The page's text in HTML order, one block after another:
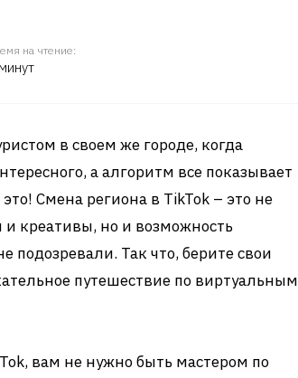
на чтение:
в своем же городе, когда
а алгоритм все показывает
Смена региона в TikTok – это не
и креативы, но и возможность
подозревали. Так что, берите свои
путешествие по виртуальным
вам не нужно быть мастером по